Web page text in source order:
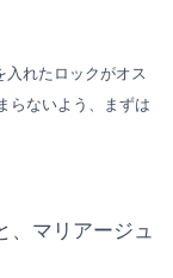
れたロックがオス
らないよう、まずは
、マリアージュ